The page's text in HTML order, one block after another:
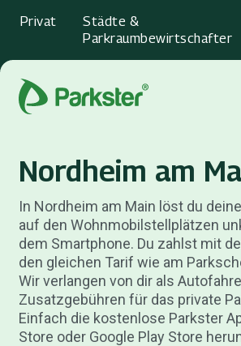
Privat
Städte &
Parkraumbewirtschafter
Nordheim am
In Nordheim am Main löst du
auf den Wohnmobilstellplätzen
dem Smartphone. Du zahlst mit
den gleichen Tarif wie am
Wir verlangen von dir als
Zusatzgebühren für das private
Einfach die kostenlose Parkster
Store oder Google Play Store